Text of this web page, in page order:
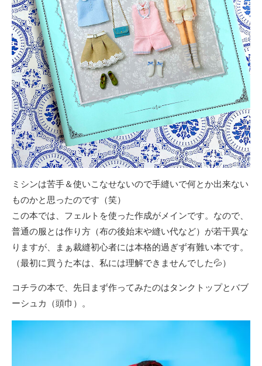
ミシンは苦手＆使いこなせないので手縫いで何とか出来ない
ものかと思ったのです（笑）
この本では、フェルトを使った作成がメインです。なので、
普通の服とは作り方（布の後始末や縫い代など）が若干異な
りますが、まぁ裁縫初心者には本格的過ぎず有難い本です。
（最初に買うた本は、私には理解できませんでした💦）
コチラの本で、先日まず作ってみたのはタンクトップとバブ
ーシュカ（頭巾）。